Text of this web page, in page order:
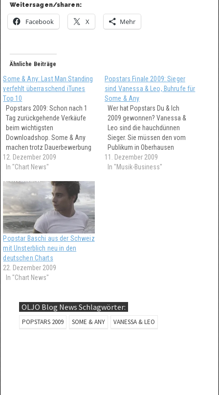
Weitersagen/sharen:
Facebook X Mehr
Ähnliche Beiträge
Some & Any: Last Man Standing
verfehlt überraschend iTunes
Top 10
Popstars 2009: Schon nach 1
Tag zurückgehende Verkäufe
beim wichtigsten
Downloadshop. Some & Any
machen trotz Dauerbewerbung
in den TV Kanälen von Pro 7 /
Sat 1 keine gute Figur in den
Preiserhöhung bei Musicload
für Last Man Standing.
12. Dezember 2009
In "Chart News"
Popstars Finale 2009: Sieger
sind Vanessa & Leo, Buhrufe für
Some & Any
Wer hat Popstars Du & Ich
2009 gewonnen? Vanessa &
Leo sind die hauchdünnen
Sieger. Sie müssen den vom
Publikum in Oberhausen
ausgebuhten Namen Some &
Any als Duo tragen. Der
11. Dezember 2009
In "Musik-Business"
Popstar Baschi aus der Schweiz
mit Unsterblich neu in den
deutschen Charts
22. Dezember 2009
In "Chart News"
OLJO Blog News Schlagwörter:
POPSTARS 2009 SOME & ANY VANESSA & LEO